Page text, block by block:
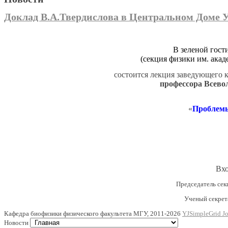
Доклад В.А.Твердислова в Центральном Доме
В зеленой
(секция физики им.
состоится лекция заведующего
профессора
«
Председатель
Ученый
Кафедра биофизики физического факультета МГУ, 2011-2026 YJSimpleGrid
Новости